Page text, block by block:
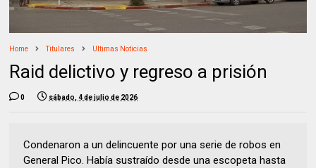
Home Titulares Ultimas Noticias
Raid delictivo y regreso a prisión
0 sábado, 4 de julio de 2026
Condenaron a un delincuente por una serie de robos en
General Pico. Había sustraído desde una escopeta hasta